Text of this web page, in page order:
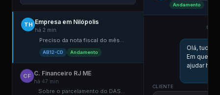
TH Empresa em Nilópolis
há 2 min
Preciso da nota fiscal do mês...
AB12-CD Andamento
CF C. Financeiro RJ ME
há 47 min
Sobre o parcelamento do DAS...
Andamento
Olá, tudo
Em que
ajudar
CLIENTE